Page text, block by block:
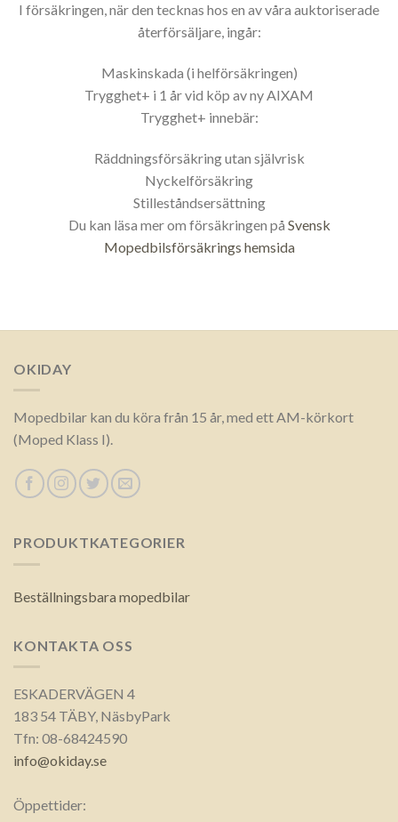
I försäkringen, när den tecknas hos en av våra auktoriserade
återförsäljare, ingår:
Maskinskada (i helförsäkringen)
Trygghet+ i 1 år vid köp av ny AIXAM
Trygghet+ innebär:
Räddningsförsäkring utan självrisk
Nyckelförsäkring
Stilleståndsersättning
Du kan läsa mer om försäkringen på Svensk
Mopedbilsförsäkrings hemsida
OKIDAY
Mopedbilar kan du köra från 15 år, med ett AM-körkort
(Moped Klass I).
PRODUKTKATEGORIER
Beställningsbara mopedbilar
KONTAKTA OSS
ESKADERVÄGEN 4
183 54 TÄBY, NäsbyPark
Tfn: 08-68424590
info@okiday.se
Öppettider: